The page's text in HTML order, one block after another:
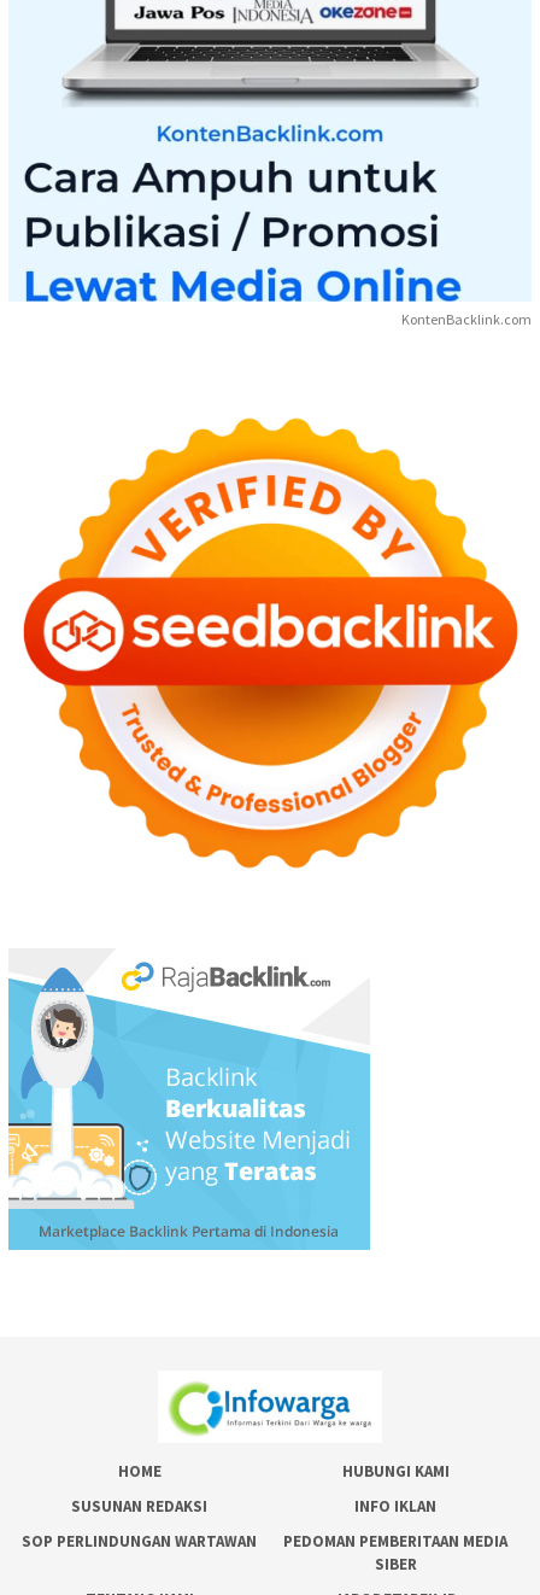
KontenBacklink.com
HOME
HUBUNGI KAMI
SUSUNAN REDAKSI
INFO IKLAN
SOP PERLINDUNGAN WARTAWAN
PEDOMAN PEMBERITAAN MEDIA
SIBER